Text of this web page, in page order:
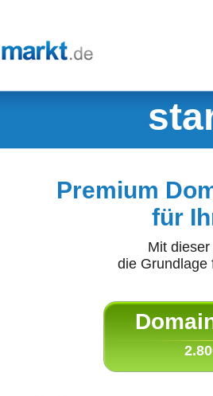
Premium
für
Mit
die